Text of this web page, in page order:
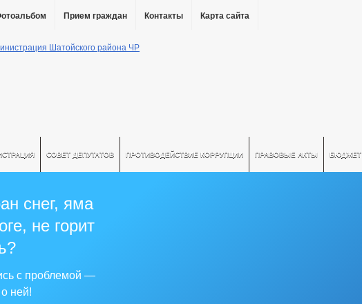
Прием граждан Контакты Карта сайта
СОВЕТ ДЕПУТАТОВ ПРОТИВОДЕЙСТВИЕ КОРРУПЦИИ ПРАВОВЫЕ АКТЫ БЮДЖЕТ
снег, яма
не горит
с проблемой —
ней!